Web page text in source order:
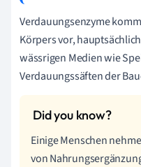
Verdauungsenzyme
Körpers vor,
wässrigen Medien wie
Verdauungssäften der
Einige Menschen
von